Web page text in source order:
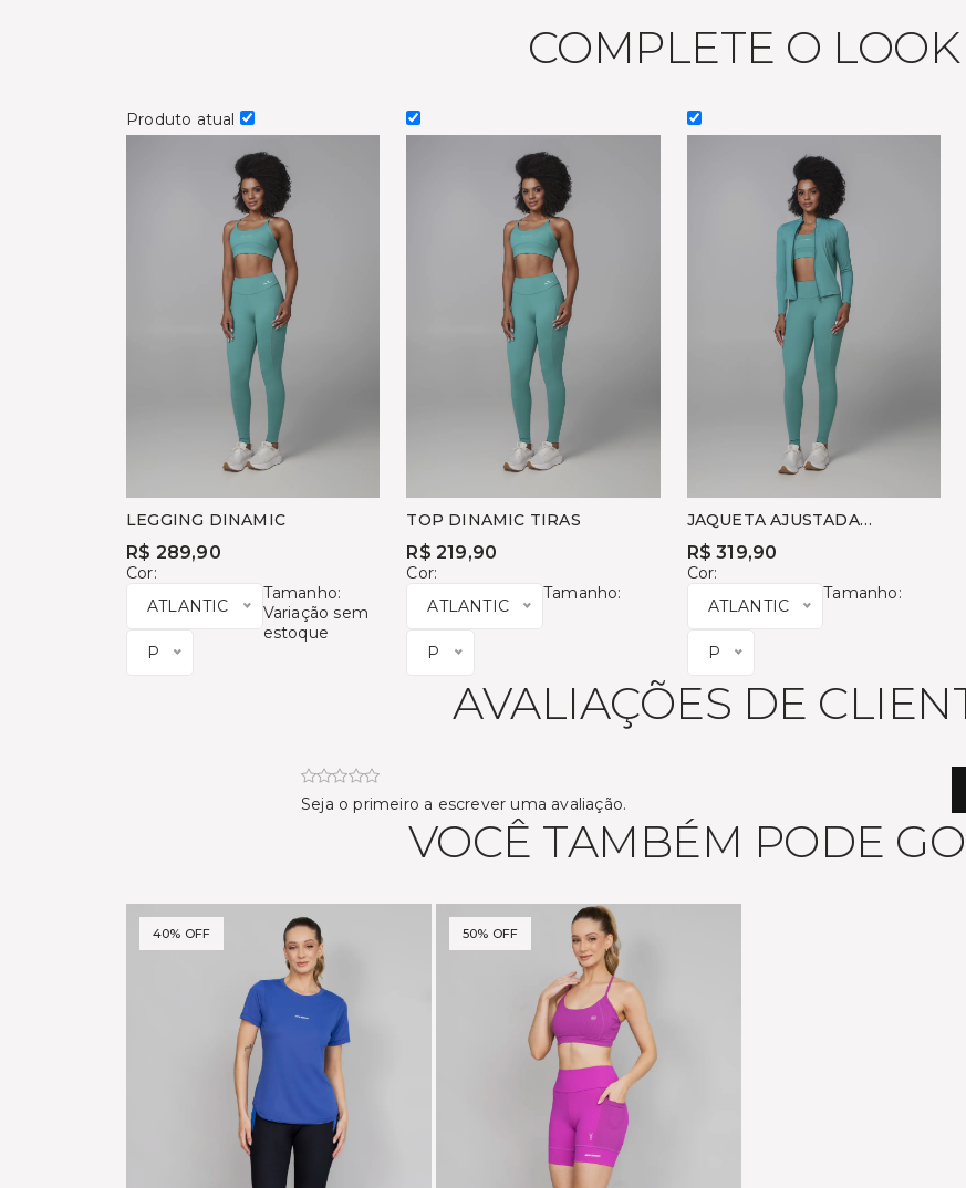
COMPLETE O LOOK
Produto atual
LEGGING DINAMIC
R$ 289,90
Cor:
ATLANTIC
Tamanho:
P
Variação sem
estoque
TOP DINAMIC TIRAS
R$ 219,90
Cor:
ATLANTIC
Tamanho:
P
JAQUETA AJUSTADA
R$ 319,90
Cor:
ATLANTIC
Tamanho:
P
AVALIAÇÕES DE
Seja o primeiro a escrever uma avaliação.
VOCÊ TAMBÉM PODE
40% OFF 50% OFF